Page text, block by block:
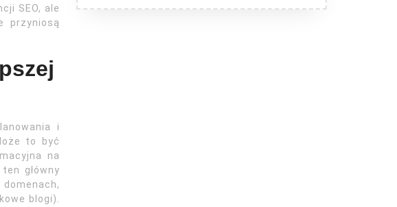
SEO, ale
przyniosą
i
to być
na
główny
blogi).